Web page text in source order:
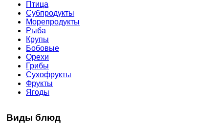
Птица
Субпродукты
Морепродукты
Рыба
Крупы
Бобовые
Орехи
Грибы
Сухофрукты
Фрукты
Ягоды
Виды блюд